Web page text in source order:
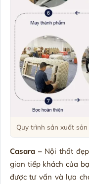
Quy trình sản xuất
Casara –Nội thất
gian tiếp khách của
được tư vấn và lựa